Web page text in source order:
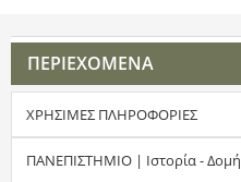
μ
α
α
ν
ΠΕΡΙΕΧΟΜΕΝΑ
ΧΡΗΣΙΜΕΣ ΠΛΗΡΟΦΟΡΙΕΣ
ΠΑΝΕΠΙΣΤΗΜΙΟ | Ιστορία - Δομή